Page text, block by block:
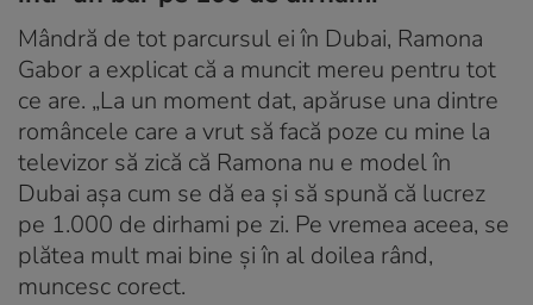
Mândră de tot parcursul ei în Dubai, Ramona
Gabor a explicat că a muncit mereu pentru tot
ce are. „La un moment dat, apăruse una dintre
româncele care a vrut să facă poze cu mine la
televizor să zică că Ramona nu e model în
Dubai așa cum se dă ea și să spună că lucrez
pe 1.000 de dirhami pe zi. Pe vremea aceea, se
plătea mult mai bine și în al doilea rând,
muncesc corect.